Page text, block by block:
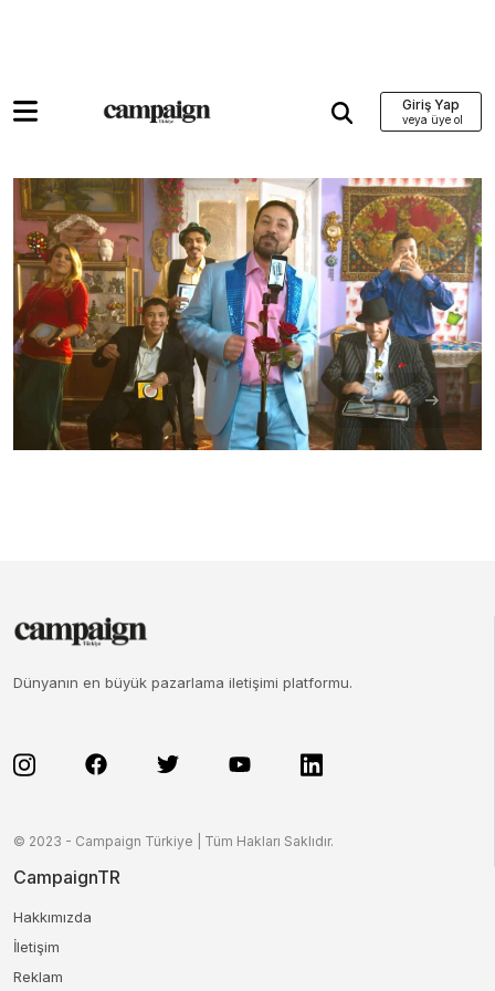
Giriş Yap
Dünyanın en büyük pazarlama iletişimi platformu.
© 2023 - Campaign Türkiye | Tüm Hakları Saklıdır.
CampaignTR
Hakkımızda
İletişim
Reklam